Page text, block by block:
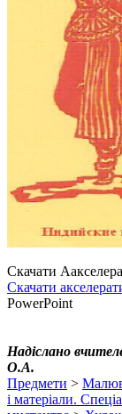
Cкачати
Скачати
PowerPoint
Надіслано
О.А.
Предмети >
і матеріали.